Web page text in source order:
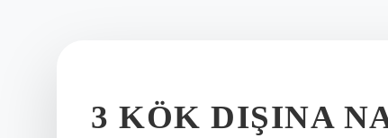
3 KÖK DIŞINA